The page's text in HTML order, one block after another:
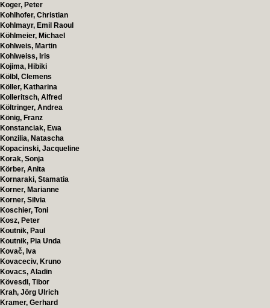
Koger, Peter
Kohlhofer, Christian
Kohlmayr, Emil Raoul
Köhlmeier, Michael
Kohlweis, Martin
Kohlweiss, Iris
Kojima, Hibiki
Kölbl, Clemens
Köller, Katharina
Kolleritsch, Alfred
Költringer, Andrea
König, Franz
Konstanciak, Ewa
Konzilia, Natascha
Kopacinski, Jacqueline
Korak, Sonja
Körber, Anita
Kornaraki, Stamatia
Korner, Marianne
Korner, Silvia
Koschier, Toni
Kosz, Peter
Koutnik, Paul
Koutnik, Pia Unda
Kovač, Iva
Kovaceciv, Kruno
Kovacs, Aladin
Kövesdi, Tibor
Krah, Jörg Ulrich
Kramer, Gerhard